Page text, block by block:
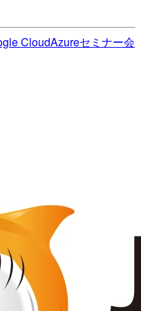
CloudAzureセミナー会